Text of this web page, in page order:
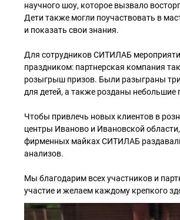
научного шоу, которое вызвало
Дети также могли поучаствовать в
и показать свои знания.
Для сотрудников СИТИЛАБ
праздником: партнерская компания
розыгрыш призов. Были разыграны
для детей, а также розданы небольшие
Чтобы привлечь новых клиентов в
центры Иваново и Ивановской
фирменных майках СИТИЛАБ
анализов.
Мы благодарим всех участников и
участие и желаем каждому крепкого